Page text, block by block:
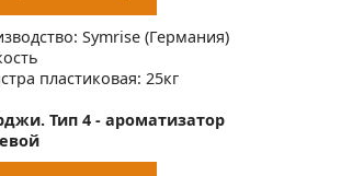
Symrise (Германия)
пластиковая: 25кг
Тип 4 - ароматизатор